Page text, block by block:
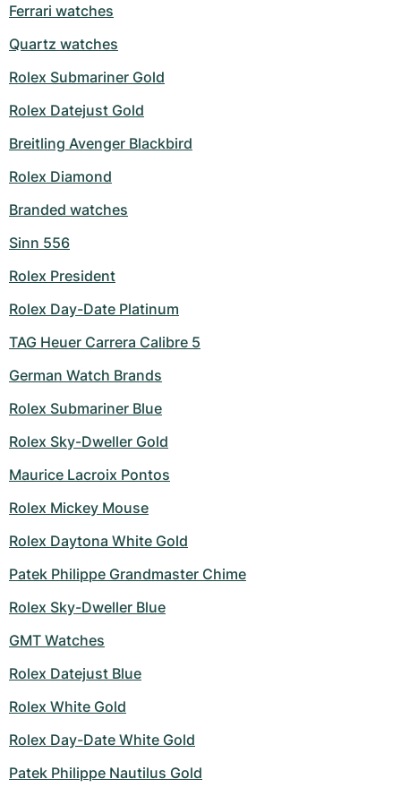
Ferrari watches
Quartz watches
Rolex Submariner Gold
Rolex Datejust Gold
Breitling Avenger Blackbird
Rolex Diamond
Branded watches
Sinn 556
Rolex President
Rolex Day-Date Platinum
TAG Heuer Carrera Calibre 5
German Watch Brands
Rolex Submariner Blue
Rolex Sky-Dweller Gold
Maurice Lacroix Pontos
Rolex Mickey Mouse
Rolex Daytona White Gold
Patek Philippe Grandmaster Chime
Rolex Sky-Dweller Blue
GMT Watches
Rolex Datejust Blue
Rolex White Gold
Rolex Day-Date White Gold
Patek Philippe Nautilus Gold